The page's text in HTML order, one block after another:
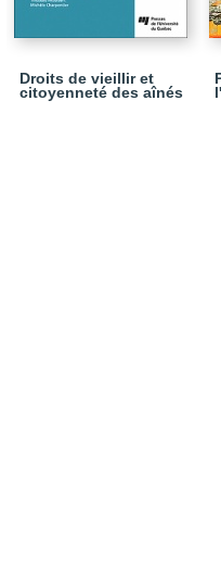
Droits de vieillir et
citoyenneté des aînés